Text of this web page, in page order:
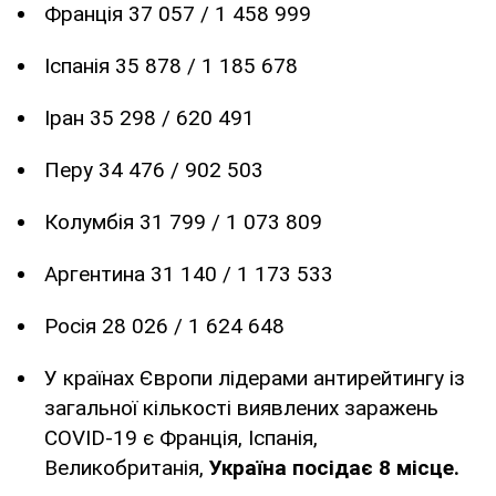
Франція 37 057 / 1 458 999
Іспанія 35 878 / 1 185 678
Іран 35 298 / 620 491
Перу 34 476 / 902 503
Колумбія 31 799 / 1 073 809
Аргентина 31 140 / 1 173 533
Росія 28 026 / 1 624 648
У країнах Європи лідерами антирейтингу із
загальної кількості виявлених заражень
COVID-19 є Франція, Іспанія,
Великобританія, Україна посідає 8 місце.